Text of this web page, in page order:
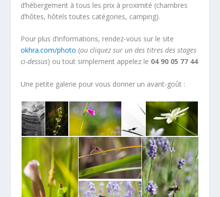
d’hébergement à tous les prix à proximité (chambres
d’hôtes, hôtels toutes catégories, camping).
Pour plus d’informations, rendez-vous sur le site
okhra.com/photo (ou cliquez sur un des titres des stages
ci-dessus) ou tout simplement appelez le 04 90 05 77 44
Une petite galerie pour vous donner un avant-goût :